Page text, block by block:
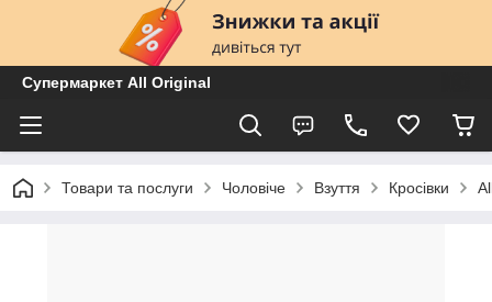
Супермаркет All Original
Товари та послуги Чоловіче Взуття Кросівки